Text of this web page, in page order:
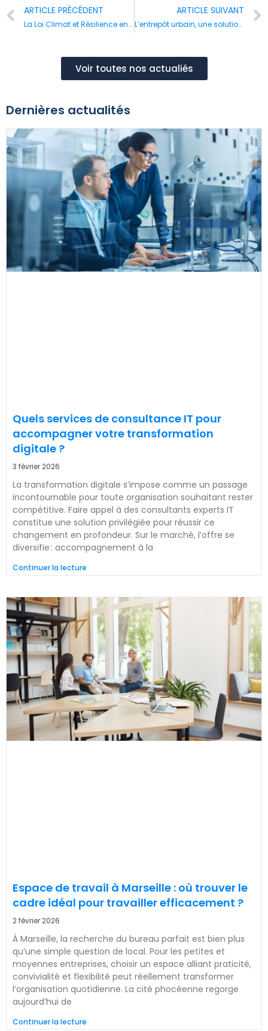
ARTICLE PRÉCÉDENT
La Loi Climat et Résilience encourage la transition écologique de l’immobilier d’entreprise
ARTICLE SUIVANT
L’entrepôt urbain, une solution immobilière pour la logistique du dernier km
Voir toutes nos actualiés
Dernières actualités
Quels services de consultance IT pour
accompagner votre transformation
digitale ?
3 février 2026
La transformation digitale s’impose comme un passage
incontournable pour toute organisation souhaitant rester
compétitive. Faire appel à des consultants experts IT
constitue une solution privilégiée pour réussir ce
changement en profondeur. Sur le marché, l’offre se
diversifie : accompagnement à la
Continuer la lecture
Espace de travail à Marseille : où trouver le
cadre idéal pour travailler efficacement ?
2 février 2026
À Marseille, la recherche du bureau parfait est bien plus
qu’une simple question de local. Pour les petites et
moyennes entreprises, choisir un espace alliant praticité,
convivialité et flexibilité peut réellement transformer
l’organisation quotidienne. La cité phocéenne regorge
aujourd’hui de
Continuer la lecture